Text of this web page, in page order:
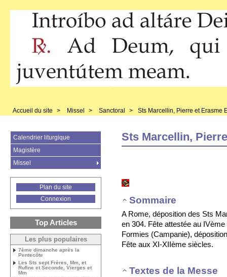
Accueil du site > Missel > Sanctoral > Sts Marcellin, Pierre et Erasme
Sts Marcellin,
Sommaire
A Rome, déposition des Sts
en 304. Fête attestée au IVème
Formies (Campanie),
Fête aux XI-XIIème siècles.
Textes de la Messe
Calendrier liturgique
Magistère
Missel
Plan du site
Connexion
Top Articles
Les plus populaires
7ème dimanche après la
Pentecôte
Les Sts sept Frères, Mm, et
Rufine et Seconde, Vierges et
Mm